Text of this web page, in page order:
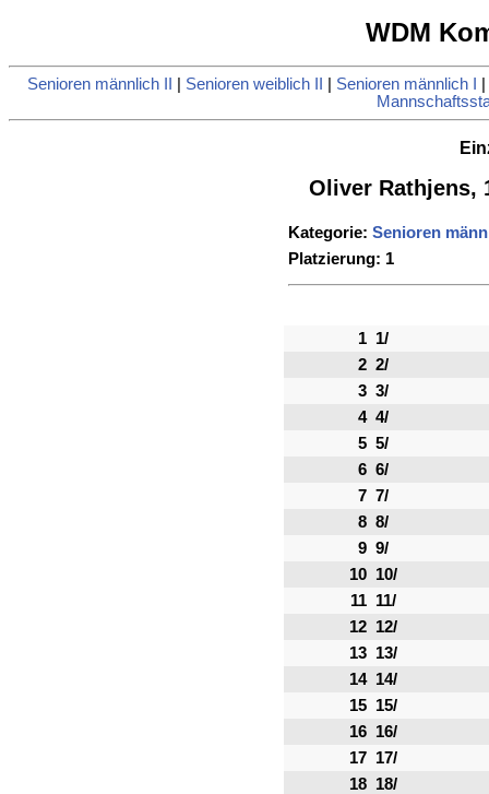
WDM
Senioren männlich II Senioren weiblich II Senioren männlich I
Oliver Rathjens,
Kategorie: Senioren
Platzierung: 1
1 1/
2 2/
3 3/
4 4/
5 5/
6 6/
7 7/
8 8/
9 9/
10 10/
11 11/
12 12/
13 13/
14 14/
15 15/
16 16/
17 17/
18 18/